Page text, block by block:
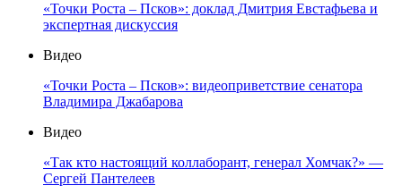
«Точки Роста – Псков»: доклад Дмитрия Евстафьева и
экспертная дискуссия
Видео
«Точки Роста – Псков»: видеоприветствие сенатора
Владимира Джабарова
Видео
«Так кто настоящий коллаборант, генерал Хомчак?» —
Сергей Пантелеев